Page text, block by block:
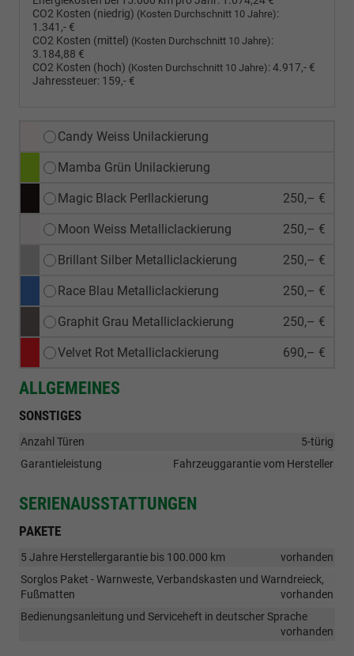
CO2 Kosten (niedrig) (Kosten Durchschnitt 10 Jahre):
1.341,- €
CO2 Kosten (mittel) (Kosten Durchschnitt 10 Jahre):
3.184,88 €
CO2 Kosten (hoch) (Kosten Durchschnitt 10 Jahre):4.917,- €
Jahressteuer: 159,- €
Candy Weiss Unilackierung
Mamba Grün Unilackierung
Magic Black Perllackierung 250,– €
Moon Weiss Metalliclackierung 250,– €
Brillant Silber Metalliclackierung 250,– €
Race Blau Metalliclackierung 250,– €
Graphit Grau Metalliclackierung 250,– €
Velvet Rot Metalliclackierung 690,– €
ALLGEMEINES
SONSTIGES
Anzahl Türen
5-türig
Garantieleistung
Fahrzeuggarantie vom Hersteller
SERIENAUSSTATTUNGEN
PAKETE
5 Jahre Herstellergarantie bis 100.000 km
vorhanden
Sorglos Paket - Warnweste, Verbandskasten und Warndreieck,
Fußmatten
vorhanden
Bedienungsanleitung und Serviceheft in deutscher Sprache
vorhanden